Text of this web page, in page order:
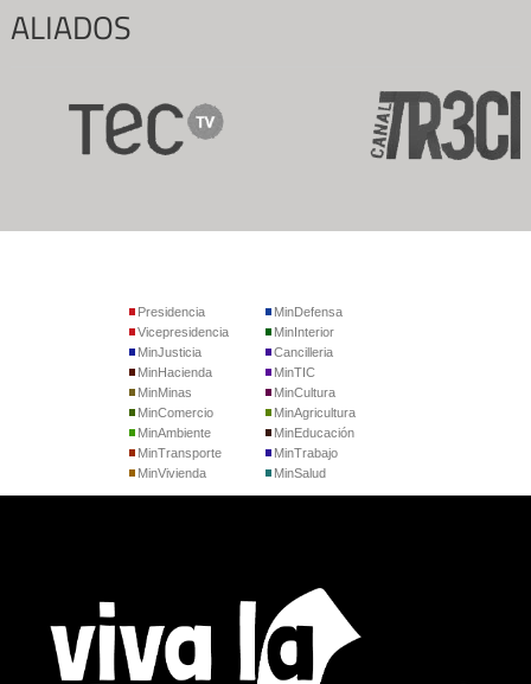
ALIADOS
Presidencia
Vicepresidencia
MinJusticia
MinDefensa
MinInterior
Cancilleria
MinHacienda
MinMinas
MinComercio
MinTIC
MinCultura
MinAgricultura
MinAmbiente
MinTransporte
MinVivienda
MinEducación
MinTrabajo
MinSalud